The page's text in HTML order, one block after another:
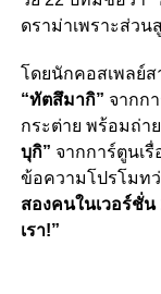
ดราม่าเพราะส่วน
โดยนักคอสเพลย์ส
“ทัตสึมากิ” จากก
กระต่าย พร้อมถ่า
บุกิ” จากการ์ตูนเ
ข้อความโปรโมท
สองคนในเวอร์ชั่น
เรา!”